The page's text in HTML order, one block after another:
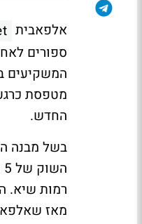
אלפאבית
המשקיעים
החדש.
בשל מבנה
מאז שאלפאבית